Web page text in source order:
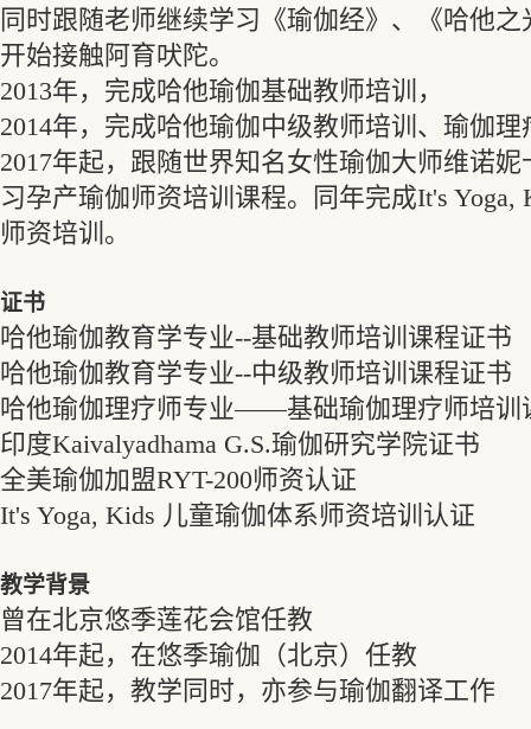
同时跟随老师继续学习《瑜伽经》、《哈他
开始接触阿育吠陀。
2013年，完成哈他瑜伽基础教师培训，
2014年，完成哈他瑜伽中级教师培训、瑜伽
2017年起，跟随世界知名女性瑜伽大师维诺妮
习孕产瑜伽师资培训课程。同年完成It's Yoga,
师资培训。
证书
哈他瑜伽教育学专业--基础教师培训课程证书
哈他瑜伽教育学专业--中级教师培训课程证书
哈他瑜伽理疗师专业——基础瑜伽理疗师培训
印度Kaivalyadhama G.S.瑜伽研究学院证书
全美瑜伽加盟RYT-200师资认证
It's Yoga, Kids 儿童瑜伽体系师资培训认证
教学背景
曾在北京悠季莲花会馆任教
2014年起，在悠季瑜伽（北京）任教
2017年起，教学同时，亦参与瑜伽翻译工作